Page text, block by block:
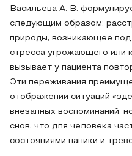
Васильева А. В.
следующим образом:
природы, возникающее под
стресса угрожающего или
вызывает у пациента
Эти переживания
отображении ситуаций
внезапных воспоминаний,
снов, что для человека
состояниями паники и